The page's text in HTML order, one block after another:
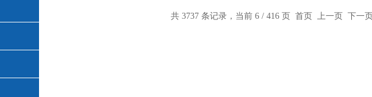
共 3737 条记录，当前 6 / 416 页 首页 上一页 下一页